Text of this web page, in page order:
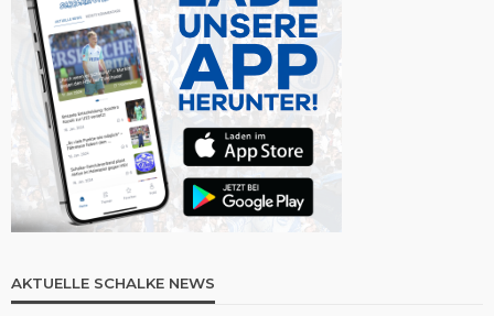
AKTUELLE SCHALKE NEWS